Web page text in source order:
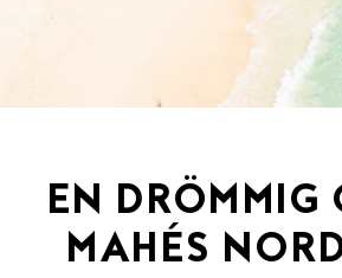
EN DRÖMMIG
MAHÉS